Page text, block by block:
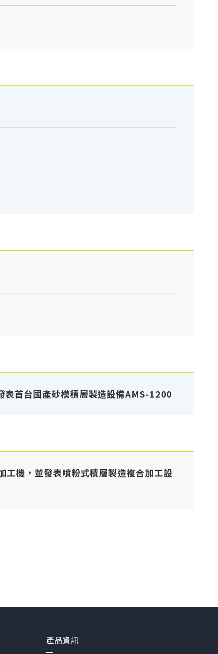
表首台國產砂模積層製造設備AMS-1200
機，並發表噴粉式積層製造複合加工設
產品資訊